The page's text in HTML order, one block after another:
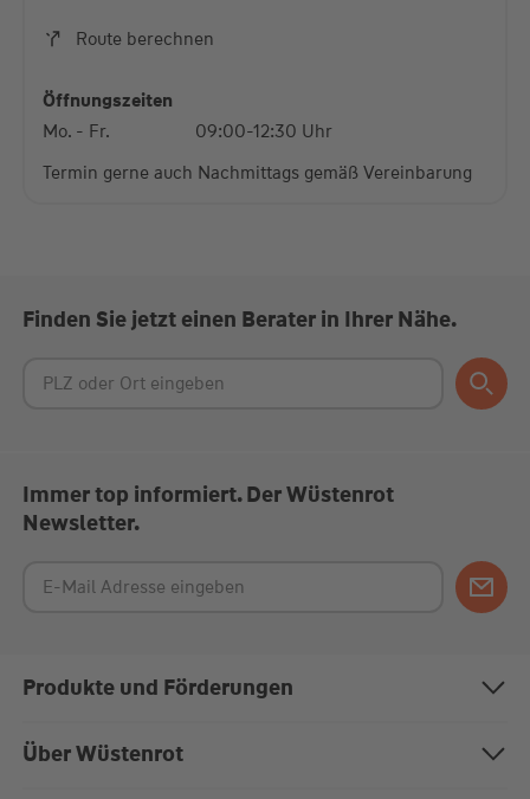
Route berechnen
Öffnungszeiten
Mo. - Fr.
09:00-12:30 Uhr
Termin gerne auch Nachmittags gemäß Vereinbarung
Finden Sie jetzt einen Berater in Ihrer Nähe.
Immer top informiert. Der Wüstenrot
Newsletter.
Produkte und Förderungen
Bausparen
Über Wüstenrot